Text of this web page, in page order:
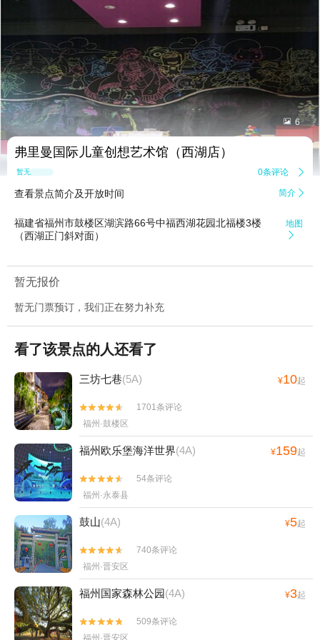
 6
弗里曼国际儿童创想艺术馆（西湖店）
暂无点评 0条评论 
查看景点简介及开放时间 简介 
福建省福州市鼓楼区湖滨路66号中福西湖花园北福楼3楼
（西湖正门斜对面）
地图

暂无报价
暂无门票预订，我们正在努力补充
看了该景点的人还看了
三坊七巷(5A) ¥10起


1701条评论
福州·鼓楼区
福州欧乐堡海洋世界(4A) ¥159起


54条评论
福州·永泰县
鼓山(4A) ¥5起


740条评论
福州·晋安区
福州国家森林公园(4A) ¥3起


509条评论